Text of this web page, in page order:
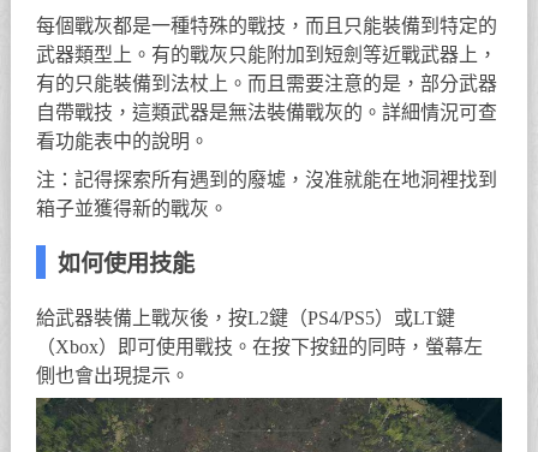
每個戰灰都是一種特殊的戰技，而且只能裝備到特定的
武器類型上。有的戰灰只能附加到短劍等近戰武器上，
有的只能裝備到法杖上。而且需要注意的是，部分武器
自帶戰技，這類武器是無法裝備戰灰的。詳細情況可查
看功能表中的說明。
注：記得探索所有遇到的廢墟，沒准就能在地洞裡找到
箱子並獲得新的戰灰。
如何使用技能
給武器裝備上戰灰後，按L2鍵（PS4/PS5）或LT鍵
（Xbox）即可使用戰技。在按下按鈕的同時，螢幕左
側也會出現提示。